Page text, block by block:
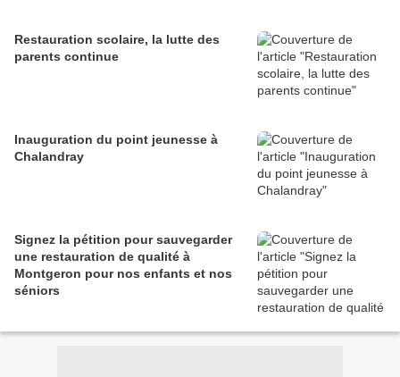
Restauration scolaire, la lutte des
parents continue
Inauguration du point jeunesse à
Chalandray
Signez la pétition pour sauvegarder
une restauration de qualité à
Montgeron pour nos enfants et nos
séniors